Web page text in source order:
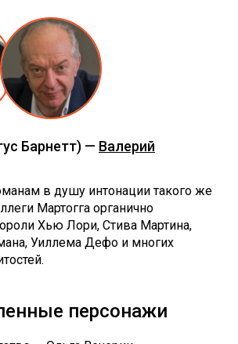
Барнетт) — Валерий
в душу интонации такого же
Мартогга органично
Хью Лори, Стива Мартина,
Уиллема Дефо и многих
персонажи